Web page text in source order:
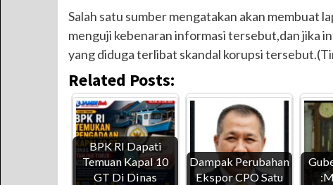
Salah satu sumber mengatakan akan membuat
menguji kebenaran informasi tersebut,dan jika
yang diduga terlibat skandal korupsi
Related Posts:
BPK RI Dapati
Temuan Kapal 10
GT Di Dinas
Dampak Perubahan
Ekspor CPO Satu